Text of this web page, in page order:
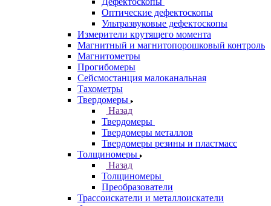
Оптические дефектоскопы
Ультразвуковые дефектоскопы
Измерители крутящего момента
Магнитный и магнитопорошковый контроль
Магнитометры
Прогибомеры
Сейсмостанция малоканальная
Тахометры
Твердомеры
Назад
Твердомеры
Твердомеры металлов
Твердомеры резины и пластмасс
Толщиномеры
Назад
Толщиномеры
Преобразователи
Трассоискатели и металлоискатели